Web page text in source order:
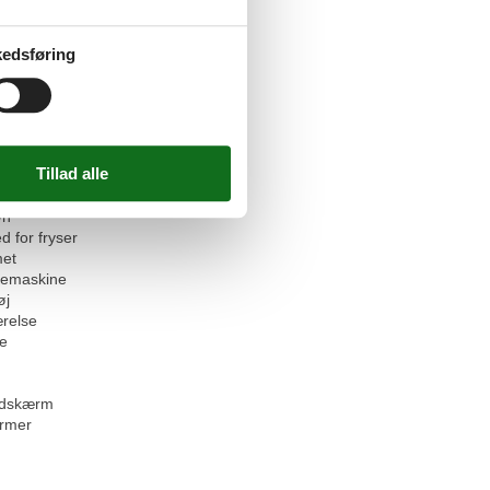
tilladt
- WiFi
(pantry/mini)
for fryser